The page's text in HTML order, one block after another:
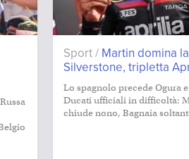
Sport / Martin domina
Silverstone, tripletta
Lo spagnolo precede Ogura
Ducati ufficiali in difficoltà:
chiude nono, Bagnaia